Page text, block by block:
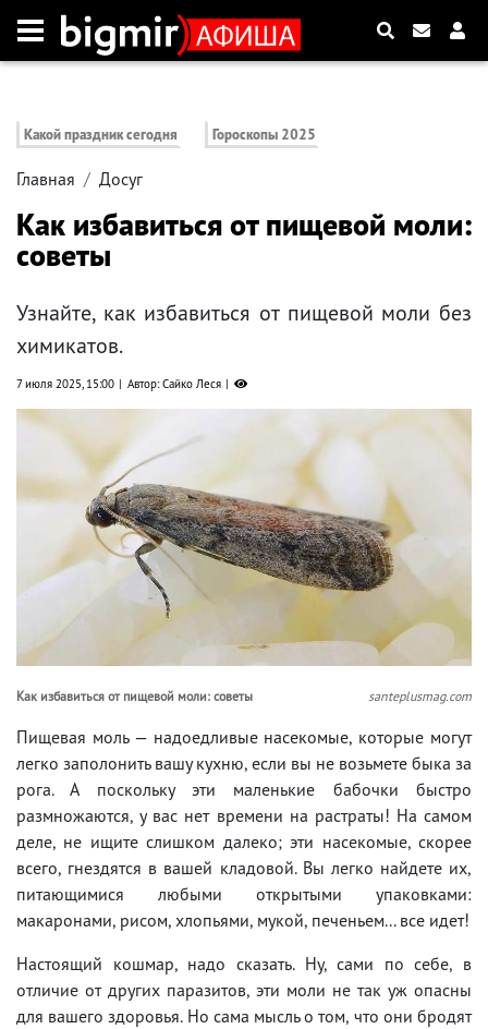
Какой праздник сегодня Гороскопы 2025
Главная Досуг
Как избавиться от пищевой моли:
советы
Узнайте, как избавиться от пищевой моли без
химикатов.
7 июля 2025, 15:00 Автор: Сайко Леся
Как избавиться от пищевой моли: советы santeplusmag.com
Пищевая моль — надоедливые насекомые, которые могут
легко заполонить вашу кухню, если вы не возьмете быка за
рога. А поскольку эти маленькие бабочки быстро
размножаются, у вас нет времени на растраты! На самом
деле, не ищите слишком далеко; эти насекомые, скорее
всего, гнездятся в вашей кладовой. Вы легко найдете их,
питающимися любыми открытыми упаковками:
макаронами, рисом, хлопьями, мукой, печеньем... все идет!
Настоящий кошмар, надо сказать. Ну, сами по себе, в
отличие от других паразитов, эти моли не так уж опасны
для вашего здоровья. Но сама мысль о том, что они бродят